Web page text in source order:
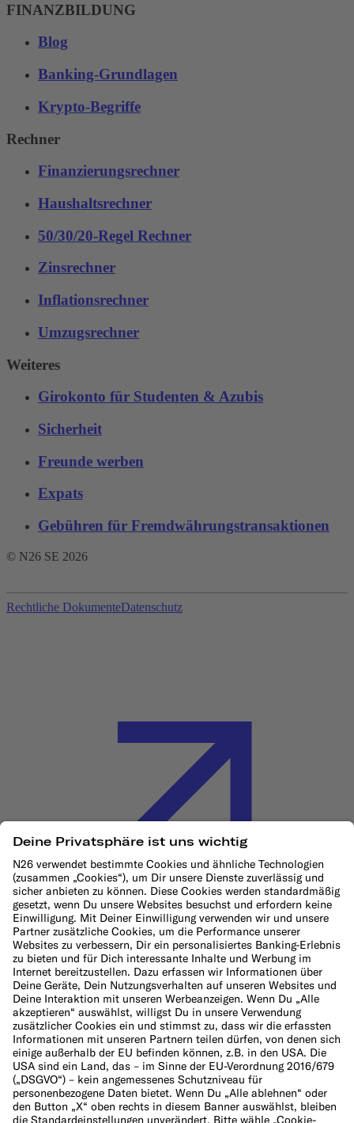
FINANZBILDUNG
Blog
Banking-Grundlagen
Krypto-Begriffe
Rechner
Finanzierungsrechner
Haushaltsrechner
50/30/20-Regel Rechner
Zinsrechner
Inflationsrechner
Umzugsrechner
Weiteres
Girokonto für Studenten & Azubis
Sicherheit
Freunde werben
Expats
Gebühren für Fremdwährungstransaktionen‌
© N26 SE 2026
Rechtliche DokumenteDatenschutz
Cookie-Richtlinie